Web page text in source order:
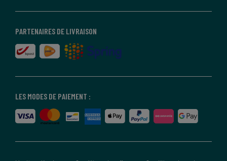
LES MODES DE PAIEMENT :
PARTENAIRES DE LIVRAISON